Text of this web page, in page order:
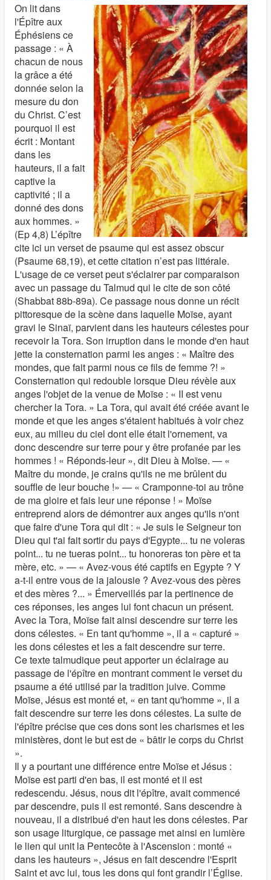
On lit dans
l'Épître aux
Éphésiens ce
passage : « À
chacun de nous
la grâce a été
donnée selon la
mesure du don
du Christ. C’est
pourquoi il est
écrit : Montant
dans les
hauteurs, il a fait
captive la
captivité ; il a
donné des dons
aux hommes. »
(Ep 4,8) L’épître
cite ici un verset de psaume qui est assez obscur
(Psaume 68,19), et cette citation n’est pas littérale.
L'usage de ce verset peut s'éclairer par comparaison
avec un passage du Talmud qui le cite de son côté
(Shabbat 88b-89a). Ce passage nous donne un récit
pittoresque de la scène dans laquelle Moïse, ayant
gravi le Sinaï, parvient dans les hauteurs célestes pour
recevoir la Tora. Son irruption dans le monde d'en haut
jette la consternation parmi les anges : « Maître des
mondes, que fait parmi nous ce fils de femme ?! »
Consternation qui redouble lorsque Dieu révèle aux
anges l'objet de la venue de Moïse : « II est venu
chercher la Tora. » La Tora, qui avait été créée avant le
monde et que les anges s'étaient habitués à voir chez
eux, au milieu du ciel dont elle était l'ornement, va
donc descendre sur terre pour y être profanée par les
hommes ! « Réponds-leur », dit Dieu à Moïse. — «
Maître du monde, je crains qu'ils ne me brûlent du
souffle de leur bouche !» — « Cramponne-toi au trône
de ma gloire et fais leur une réponse ! » Moïse
entreprend alors de démontrer aux anges qu'ils n'ont
que faire d'une Tora qui dit : « Je suis le Seigneur ton
Dieu qui t'ai fait sortir du pays d'Egypte... tu ne voleras
point... tu ne tueras point... tu honoreras ton père et ta
mère, etc. » — « Avez-vous été captifs en Egypte ? Y
a-t-il entre vous de la jalousie ? Avez-vous des pères
et des mères ?... » Émerveillés par la pertinence de
ces réponses, les anges lui font chacun un présent.
Avec la Tora, Moïse fait ainsi descendre sur terre les
dons célestes. « En tant qu'homme », il a « capturé »
les dons célestes et les a fait descendre sur terre.
Ce texte talmudique peut apporter un éclairage au
passage de l'épître en montrant comment le verset du
psaume a été utilisé par la tradition juive. Comme
Moïse, Jésus est monté et, « en tant qu'homme », il a
fait descendre sur terre les dons célestes. La suite de
l'épître précise que ces dons sont les charismes et les
ministères, dont le but est de « bâtir le corps du Christ
».
Il y a pourtant une différence entre Moïse et Jésus :
Moïse est parti d'en bas, il est monté et il est
redescendu. Jésus, nous dit l'épître, avait commencé
par descendre, puis il est remonté. Sans descendre à
nouveau, il a distribué d'en haut les dons célestes. Par
son usage liturgique, ce passage met ainsi en lumière
le lien qui unit la Pentecôte à l'Ascension : monté «
dans les hauteurs », Jésus en fait descendre l'Esprit
Saint et avc lui, tous les dons qui font grandir l’Église.